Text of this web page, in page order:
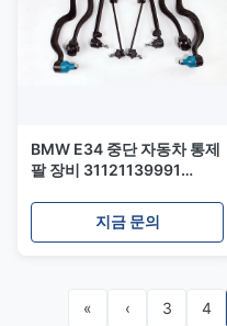
BMW E34 중단 자동차 통제
팔 장비 31121139991
31121141097
지금 문의
« ‹ 3 4